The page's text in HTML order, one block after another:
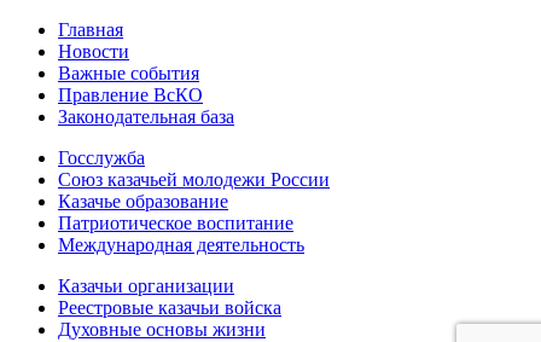
Главная
Новости
Важные события
Правление ВсКО
Законодательная база
Госслужба
Союз казачьей молодежи России
Казачье образование
Патриотическое воспитание
Международная деятельность
Казачьи организации
Реестровые казачьи войска
Духовные основы жизни